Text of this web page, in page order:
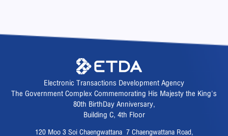
Electronic Transactions Development Agency
The Government Complex Commemorating His Majesty the King's
80th BirthDay Anniversary,
Building C, 4th Floor
120 Moo 3 Soi Chaengwattana 7 Chaengwattana Road,